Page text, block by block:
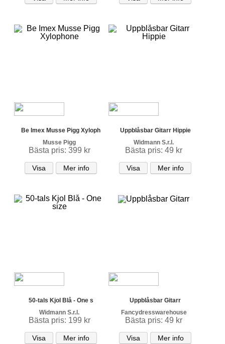
Be Imex Musse Pigg Xyloph
Musse Pigg
Bästa pris: 399 kr
Visa Mer info
Uppblåsbar Gitarr Hippie
Widmann S.r.l.
Bästa pris: 49 kr
Visa Mer info
50-tals Kjol Blå - One s
Widmann S.r.l.
Bästa pris: 199 kr
Visa Mer info
Uppblåsbar Gitarr
Fancydresswarehouse
Bästa pris: 49 kr
Visa Mer info